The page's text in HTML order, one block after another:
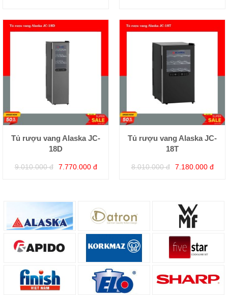
Tủ rượu vang Alaska JC-
18D
9.010.000 đ 7.770.000 đ
Tủ rượu vang Alaska JC-
18T
8.010.000 đ 7.180.000 đ